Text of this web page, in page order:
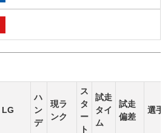
LG
ハ
ン
デ
現ラ
ンク
ス
タ
ー
ト
試走
タイ
ム
試走
偏差
選手